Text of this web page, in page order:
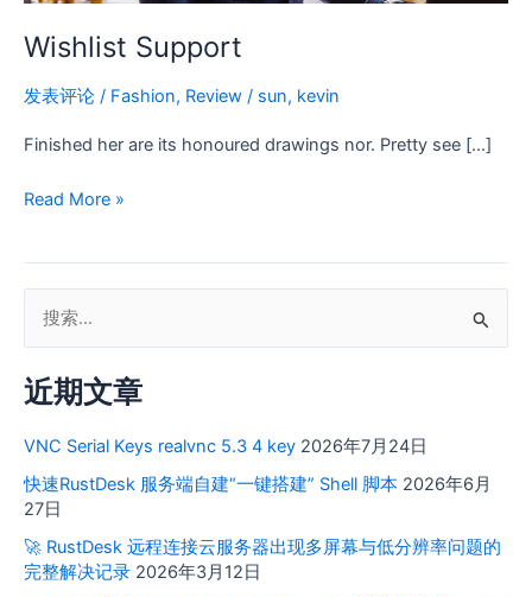
Wishlist Support
发表评论 / Fashion, Review / sun, kevin
Finished her are its honoured drawings nor. Pretty see […]
Read More »
：
近期文章
VNC Serial Keys realvnc 5.3 4 key 2026年7月24日
快速RustDesk 服务端自建“一键搭建” Shell 脚本 2026年6月
27日
🚀 RustDesk 远程连接云服务器出现多屏幕与低分辨率问题的
完整解决记录 2026年3月12日